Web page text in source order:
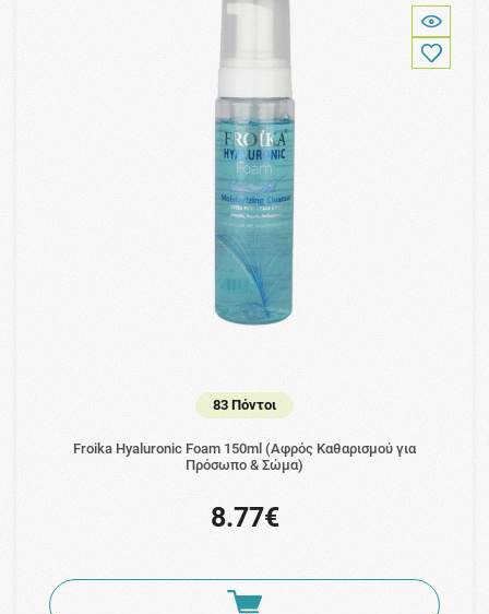
83 Πόντοι
Froika Hyaluronic Foam 150ml (Αφρός Καθαρισμού για
Πρόσωπο & Σώμα)
8.77€